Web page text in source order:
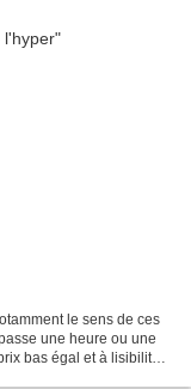
le sens de ces
une heure ou une
bas égal et à lisibilité